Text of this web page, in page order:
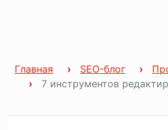
Главная SEO-блог
7 инструментов